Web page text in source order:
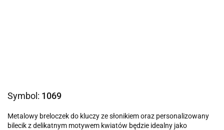
Symbol: 1069
Metalowy breloczek do kluczy ze słonikiem oraz personalizowany
bilecik z delikatnym motywem kwiatów będzie idealny jako